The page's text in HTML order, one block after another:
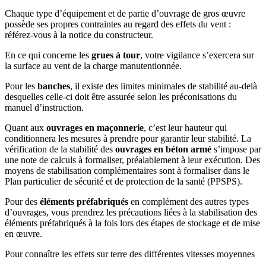
Chaque type d’équipement et de partie d’ouvrage de gros œuvre
possède ses propres contraintes au regard des effets du vent :
référez-vous à la notice du constructeur.
En ce qui concerne les grues à tour, votre vigilance s’exercera sur
la surface au vent de la charge manutentionnée.
Pour les banches, il existe des limites minimales de stabilité au-delà
desquelles celle-ci doit être assurée selon les préconisations du
manuel d’instruction.
Quant aux ouvrages en maçonnerie, c’est leur hauteur qui
conditionnera les mesures à prendre pour garantir leur stabilité. La
vérification de la stabilité des ouvrages en béton armé s’impose par
une note de calculs à formaliser, préalablement à leur exécution. Des
moyens de stabilisation complémentaires sont à formaliser dans le
Plan particulier de sécurité et de protection de la santé (PPSPS).
Pour des éléments préfabriqués en complément des autres types
d’ouvrages, vous prendrez les précautions liées à la stabilisation des
éléments préfabriqués à la fois lors des étapes de stockage et de mise
en œuvre.
Pour connaître les effets sur terre des différentes vitesses moyennes